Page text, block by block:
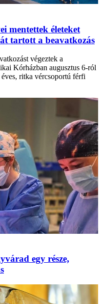
mentettek életeket
tartott a beavatkozás
végeztek a
Kórházban augusztus 6-ról
ritka vércsoportú férfi
egy része,